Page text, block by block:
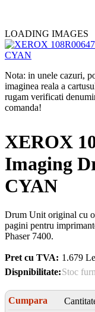
LOADING IMAGES
Nota: in unele cazuri,
imaginea reala a
rugam verificati
comanda!
XEROX
Imaging
CYAN
Drum Unit original cu
pagini pentru
Phaser 7400.
Pret cu TVA: 1.679
Dispnibilitate:Stoc
Cumpara